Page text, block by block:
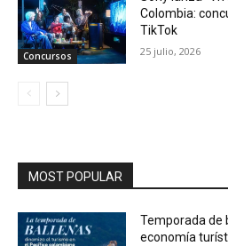
Concursos
Colombia:
TikTok
25 julio, 2026
MOST POPULAR
Temporada de
economía